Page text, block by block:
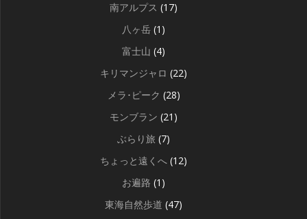
南アルプス (17)
八ヶ岳 (1)
富士山 (4)
キリマンジャロ (22)
メラ･ピーク (28)
モンブラン (21)
ぶらり旅 (7)
ちょっと遠くへ (12)
お遍路 (1)
東海自然歩道 (47)